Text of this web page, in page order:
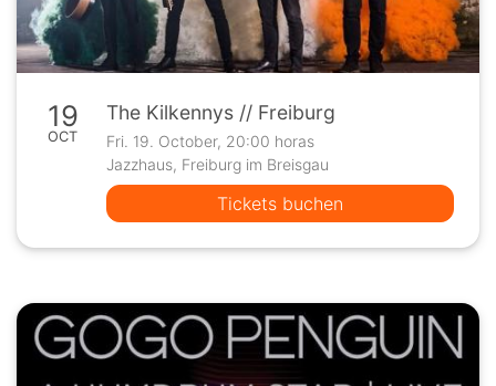
19
OCT
The Kilkennys // Freiburg
Fri. 19. October, 20:00 horas
Jazzhaus, Freiburg im Breisgau
Tickets buchen